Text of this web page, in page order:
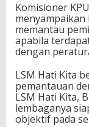
Komisioner
menyampaikan
memantau
apabila
dengan
LSM Hati Kita
pemantauan
LSM Hati Kita,
lembaganya
objektif pada